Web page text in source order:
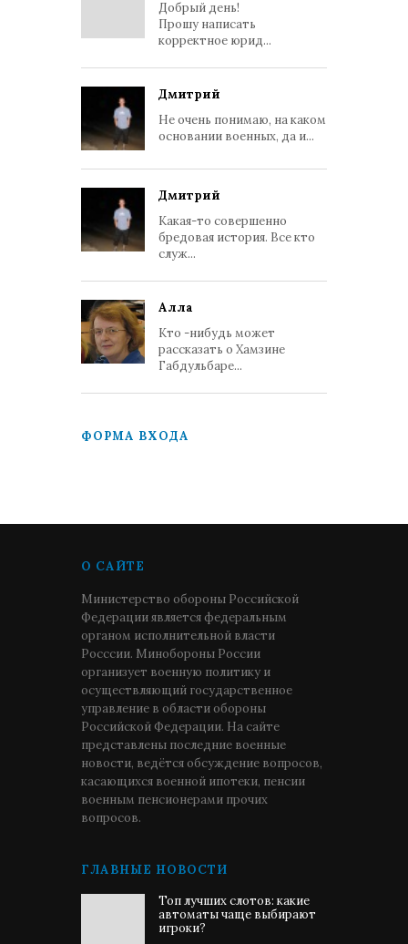
Добрый день!
Прошу написать
корректное юрид...
Дмитрий
Не очень понимаю, на каком
основании военных, да и...
Дмитрий
Какая-то совершенно
бредовая история. Все кто
служ...
Алла
Кто -нибудь может
рассказать о Хамзине
Габдульбаре...
ФОРМА ВХОДА
О САЙТЕ
Министерство обороны Российской
Федерации является федеральным
органом исполнительной власти
Росссии. Минобороны России
организует военную политику и
осуществляющий государственное
управление в области обороны
Российской Федерации. На сайте
представлены последние военные
новости, ведётся обсуждение вопросов,
касающихся военной ипотеки, пенсии
военным пенсионерами прочих
вопросов.
ГЛАВНЫЕ НОВОСТИ
Топ лучших слотов: какие
автоматы чаще выбирают
игроки?